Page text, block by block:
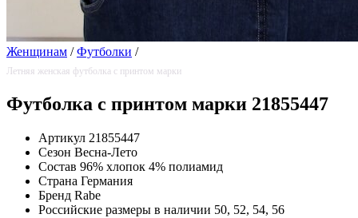
Женщинам / Футболки /
Летняя женская футболка с принтом марки
Футболка с принтом марки 21855447
Артикул 21855447
Сезон Весна-Лето
Состав 96% хлопок 4% полиамид
Страна Германия
Бренд Rabe
Российские размеры в наличии 50, 52, 54, 56